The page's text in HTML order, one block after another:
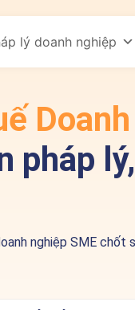
lý doanh nghiệp
Doanh
pháp lý,
nghiệp SME chốt